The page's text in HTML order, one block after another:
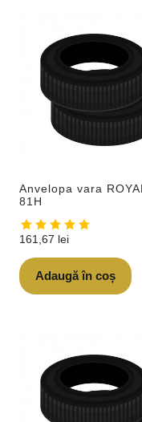
Anvelopa vara
81H
161,67 lei
Adaugă în coș